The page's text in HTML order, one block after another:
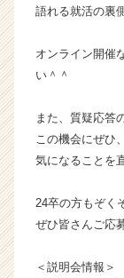
語れる就活の裏
オンライン開催
い＾＾
また、質疑応答
この機会にぜひ
気になることを
24卒の方もぞく
ぜひ皆さんご応
＜説明会情報＞